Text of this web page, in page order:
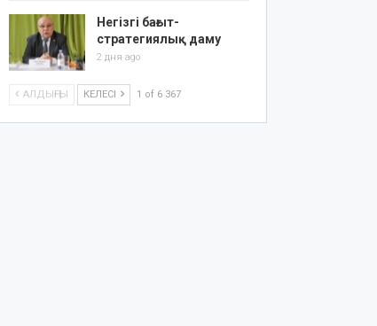
Негізгі бағыт-
стратегиялық даму
2 дня ago
АЛДЫҢҒЫ КЕЛЕСІ 1 of 6 367